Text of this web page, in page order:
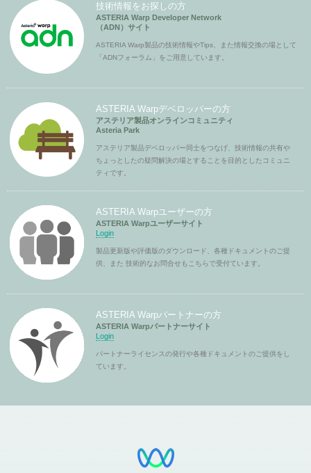
技術情報をお探しの方
ASTERIA Warp Developer Network
（ADN）サイト
ASTERIA Warp製品の技術情報やTips、また情報交換の場として
「ADNフォーラム」をご用意しています。
ASTERIA Warpデベロッパーの方
アステリア製品オンラインコミュニティ
Asteria Park
アステリア製品デベロッパー同士をつなげ、技術情報の共有や
ちょっとしたの疑問解決の場とすることを目的としたコミュニ
ティです。
ASTERIA Warpユーザーの方
ASTERIA Warpユーザーサイト
Login
製品更新版や評価版のダウンロード、各種ドキュメントのご提
供、また 技術的なお問合せもこちらで受付ています。
ASTERIA Warpパートナーの方
ASTERIA Warpパートナーサイト
Login
パートナーライセンスの発行や各種ドキュメントのご提供をし
ています。